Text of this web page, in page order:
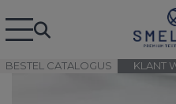
BESTEL CATALOGUS KLANT